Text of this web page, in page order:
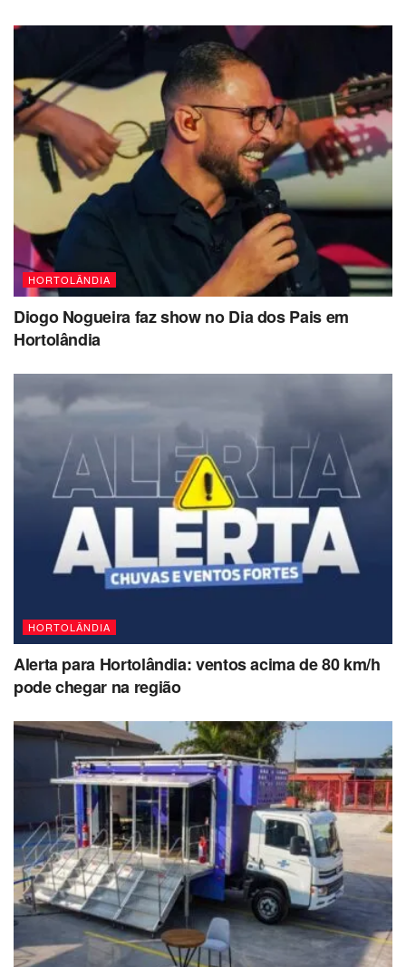
HORTOLÂNDIA
Diogo Nogueira faz show no Dia dos Pais em
Hortolândia
HORTOLÂNDIA
Alerta para Hortolândia: ventos acima de 80 km/h
pode chegar na região